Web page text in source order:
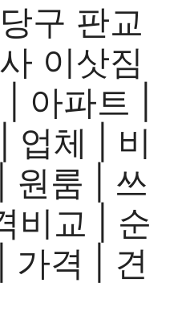
구 판교
이삿짐
아파트 |
업체 | 비
원룸 | 쓰
비교 | 순
가격 | 견